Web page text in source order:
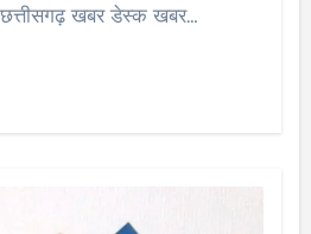
खबर डेस्क खबर…